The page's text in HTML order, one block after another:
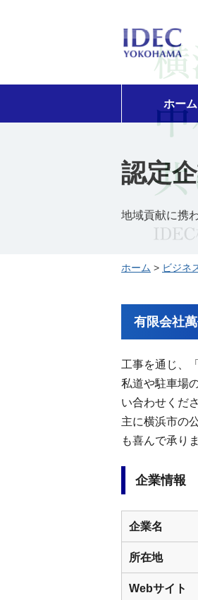
ホーム
認定
地域貢献に携
ホーム > ビジネ
有限会社
工事を通じ、
私道や駐車場
い合わせくださ
主に横浜市の
も喜んで承り
企業情報
企業名
所在地
Webサイト